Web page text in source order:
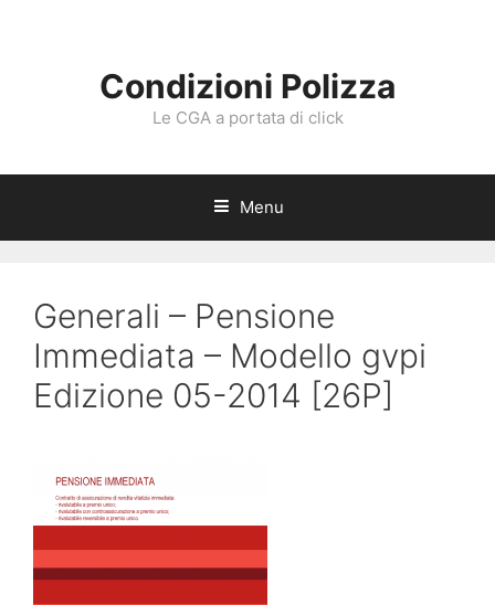
Condizioni Polizza
Le CGA a portata di click
Menu
Generali – Pensione
Immediata – Modello gvpi
Edizione 05-2014 [26P]